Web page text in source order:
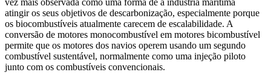
atingir os seus objetivos de descarbonização, especialmente porque
os biocombustíveis atualmente carecem de escalabilidade. A
conversão de motores monocombustível em motores bicombustível
permite que os motores dos navios operem usando um segundo
combustível sustentável, normalmente como uma injeção piloto
junto com os combustíveis convencionais.